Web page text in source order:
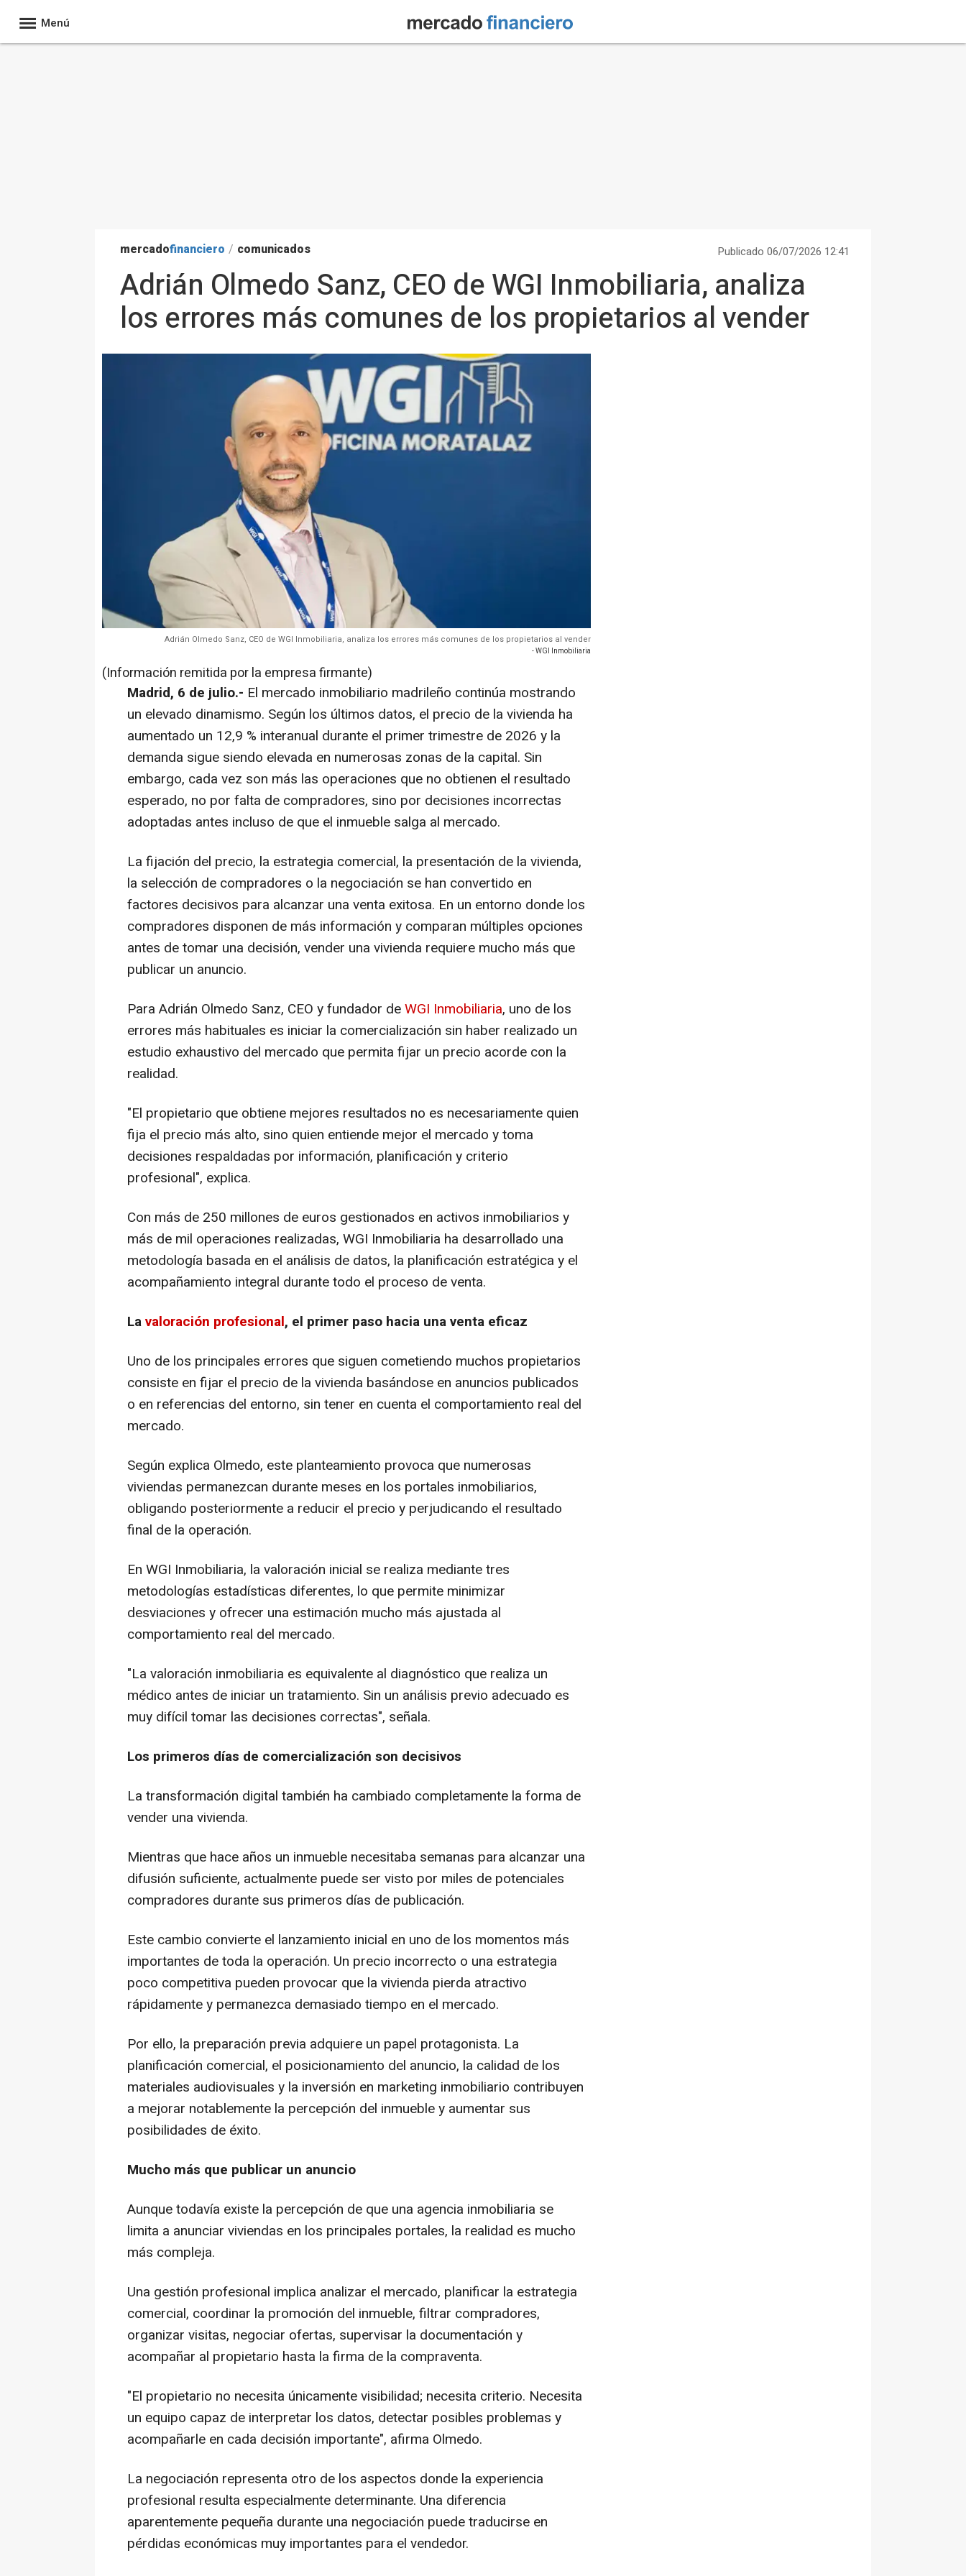
Menú
mercadofinanciero / comunicados Publicado 06/07/2026 12:41
Adrián Olmedo Sanz, CEO de WGI Inmobiliaria, analiza
los errores más comunes de los propietarios al vender
Adrián Olmedo Sanz, CEO de WGI Inmobiliaria, analiza los errores más comunes de los propietarios al vender
- WGI Inmobiliaria
(Información remitida por la empresa firmante)
Madrid, 6 de julio.- El mercado inmobiliario madrileño continúa mostrando
un elevado dinamismo. Según los últimos datos, el precio de la vivienda ha
aumentado un 12,9 % interanual durante el primer trimestre de 2026 y la
demanda sigue siendo elevada en numerosas zonas de la capital. Sin
embargo, cada vez son más las operaciones que no obtienen el resultado
esperado, no por falta de compradores, sino por decisiones incorrectas
adoptadas antes incluso de que el inmueble salga al mercado.
La fijación del precio, la estrategia comercial, la presentación de la vivienda,
la selección de compradores o la negociación se han convertido en
factores decisivos para alcanzar una venta exitosa. En un entorno donde los
compradores disponen de más información y comparan múltiples opciones
antes de tomar una decisión, vender una vivienda requiere mucho más que
publicar un anuncio.
Para Adrián Olmedo Sanz, CEO y fundador deWGI Inmobiliaria, uno de los
errores más habituales es iniciar la comercialización sin haber realizado un
estudio exhaustivo del mercado que permita fijar un precio acorde con la
realidad.
"El propietario que obtiene mejores resultados no es necesariamente quien
fija el precio más alto, sino quien entiende mejor el mercado y toma
decisiones respaldadas por información, planificación y criterio
profesional", explica.
Con más de 250 millones de euros gestionados en activos inmobiliarios y
más de mil operaciones realizadas, WGI Inmobiliaria ha desarrollado una
metodología basada en el análisis de datos, la planificación estratégica y el
acompañamiento integral durante todo el proceso de venta.
Lavaloración profesional, el primer paso hacia una venta eficaz
Uno de los principales errores que siguen cometiendo muchos propietarios
consiste en fijar el precio de la vivienda basándose en anuncios publicados
o en referencias del entorno, sin tener en cuenta el comportamiento real del
mercado.
Según explica Olmedo, este planteamiento provoca que numerosas
viviendas permanezcan durante meses en los portales inmobiliarios,
obligando posteriormente a reducir el precio y perjudicando el resultado
final de la operación.
En WGI Inmobiliaria, la valoración inicial se realiza mediante tres
metodologías estadísticas diferentes, lo que permite minimizar
desviaciones y ofrecer una estimación mucho más ajustada al
comportamiento real del mercado.
"La valoración inmobiliaria es equivalente al diagnóstico que realiza un
médico antes de iniciar un tratamiento. Sin un análisis previo adecuado es
muy difícil tomar las decisiones correctas", señala.
Los primeros días de comercialización son decisivos
La transformación digital también ha cambiado completamente la forma de
vender una vivienda.
Mientras que hace años un inmueble necesitaba semanas para alcanzar una
difusión suficiente, actualmente puede ser visto por miles de potenciales
compradores durante sus primeros días de publicación.
Este cambio convierte el lanzamiento inicial en uno de los momentos más
importantes de toda la operación. Un precio incorrecto o una estrategia
poco competitiva pueden provocar que la vivienda pierda atractivo
rápidamente y permanezca demasiado tiempo en el mercado.
Por ello, la preparación previa adquiere un papel protagonista. La
planificación comercial, el posicionamiento del anuncio, la calidad de los
materiales audiovisuales y la inversión en marketing inmobiliario contribuyen
a mejorar notablemente la percepción del inmueble y aumentar sus
posibilidades de éxito.
Mucho más que publicar un anuncio
Aunque todavía existe la percepción de que una agencia inmobiliaria se
limita a anunciar viviendas en los principales portales, la realidad es mucho
más compleja.
Una gestión profesional implica analizar el mercado, planificar la estrategia
comercial, coordinar la promoción del inmueble, filtrar compradores,
organizar visitas, negociar ofertas, supervisar la documentación y
acompañar al propietario hasta la firma de la compraventa.
"El propietario no necesita únicamente visibilidad; necesita criterio. Necesita
un equipo capaz de interpretar los datos, detectar posibles problemas y
acompañarle en cada decisión importante", afirma Olmedo.
La negociación representa otro de los aspectos donde la experiencia
profesional resulta especialmente determinante. Una diferencia
aparentemente pequeña durante una negociación puede traducirse en
pérdidas económicas muy importantes para el vendedor.